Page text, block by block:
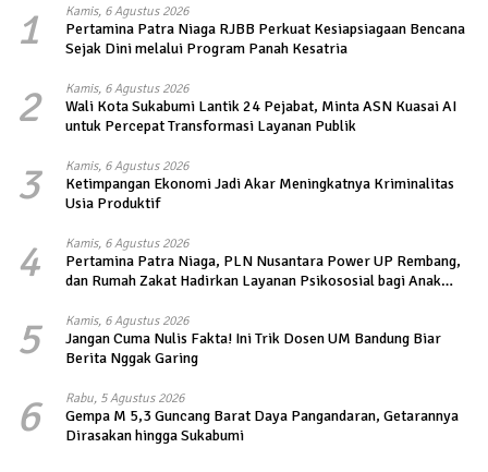
1 Kamis, 6 Agustus 2026
Pertamina Patra Niaga RJBB Perkuat Kesiapsiagaan Bencana
Sejak Dini melalui Program Panah Kesatria
2 Kamis, 6 Agustus 2026
Wali Kota Sukabumi Lantik 24 Pejabat, Minta ASN Kuasai AI
untuk Percepat Transformasi Layanan Publik
3 Kamis, 6 Agustus 2026
Ketimpangan Ekonomi Jadi Akar Meningkatnya Kriminalitas
Usia Produktif
4 Kamis, 6 Agustus 2026
Pertamina Patra Niaga, PLN Nusantara Power UP Rembang,
dan Rumah Zakat Hadirkan Layanan Psikososial bagi Anak
5 Kamis, 6 Agustus 2026
Jangan Cuma Nulis Fakta! Ini Trik Dosen UM Bandung Biar
Berita Nggak Garing
6 Rabu, 5 Agustus 2026
Gempa M 5,3 Guncang Barat Daya Pangandaran, Getarannya
Dirasakan hingga Sukabumi